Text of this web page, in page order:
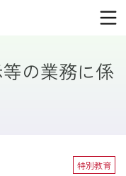
の業務に係
特別教育